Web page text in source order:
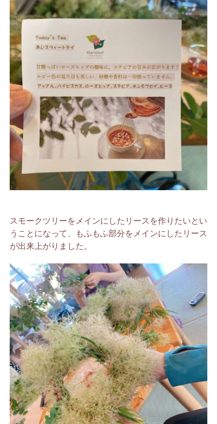
スモークツリーをメインにしたリースを作りたいとい
うことになって、もふもふ部分をメインにしたリース
が出来上がりました。